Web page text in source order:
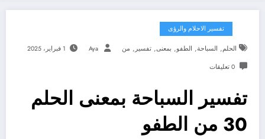
تفسير الاحلام والرؤى
الحلم, السباحة, الطفو, بمعنى, تفسير , من Aya 1 فبراير، 2025
0 تعليقات
تفسير السباحة بمعنى الحلم
30 من الطفو